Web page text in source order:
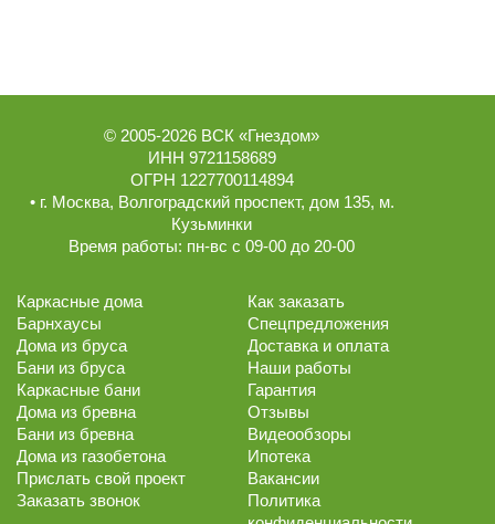
© 2005-2026 ВСК «Гнездом»
ИНН 9721158689
ОГРН 1227700114894
• г. Москва, Волгоградский проспект, дом 135, м.
Кузьминки
Время работы: пн-вс с 09-00 до 20-00
Каркасные дома
Барнхаусы
Дома из бруса
Бани из бруса
Каркасные бани
Дома из бревна
Бани из бревна
Дома из газобетона
Прислать свой проект
Заказать звонок
Как заказать
Спецпредложения
Доставка и оплата
Наши работы
Гарантия
Отзывы
Видеообзоры
Ипотека
Вакансии
Политика